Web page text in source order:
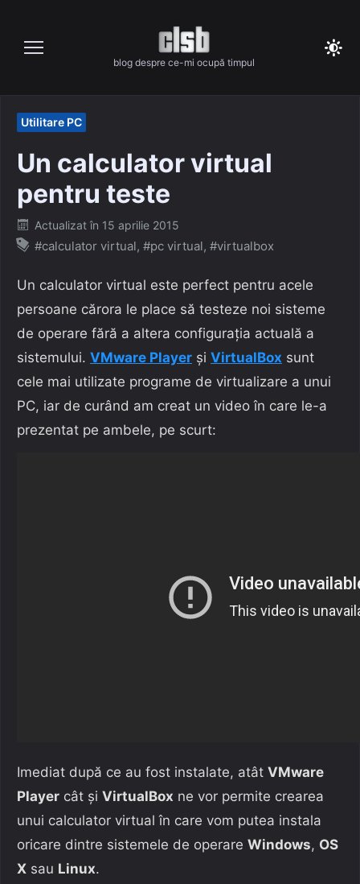
content
blog despre ce-mi ocupă timpul
Utilitare PC
Un calculator virtual
pentru teste
Posted
on
Actualizat în 15 aprilie 2015
#calculator virtual, #pc virtual, #virtualbox
Un calculator virtual este perfect pentru acele
persoane cărora le place să testeze noi sisteme
de operare fără a altera configurația actuală a
sistemului. VMware Player și VirtualBox sunt
cele mai utilizate programe de virtualizare a unui
PC, iar de curând am creat un video în care le-a
prezentat pe ambele, pe scurt:
Imediat după ce au fost instalate, atât VMware
Player cât și VirtualBox ne vor permite crearea
unui calculator virtual în care vom putea instala
oricare dintre sistemele de operare Windows, OS
X sau Linux.